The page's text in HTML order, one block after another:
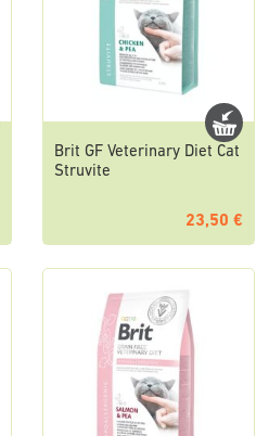
Brit GF Veterinary Diet Cat
Struvite
23,50 €